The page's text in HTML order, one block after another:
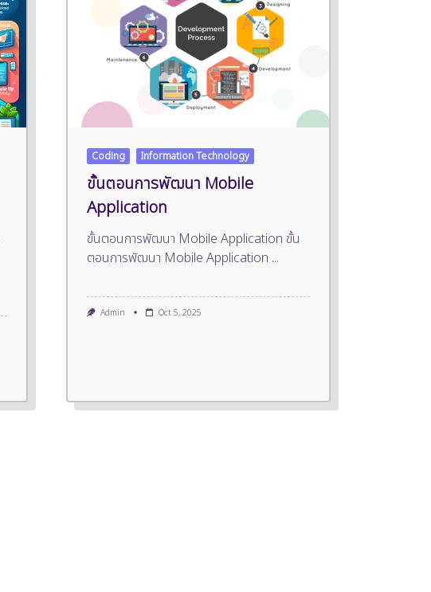
Coding Information Technology
ขั้นตอนการพัฒนา Mobile
Application
ขั้นตอนการพัฒนา Mobile Application ขั้น
ตอนการพัฒนา Mobile Application ...
Admin Oct 5, 2025